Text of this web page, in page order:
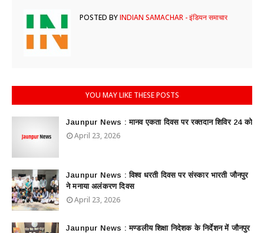
POSTED BYINDIAN SAMACHAR - इंडियन समाचार
YOU MAY LIKE THESE POSTS
Jaunpur News : ​मानव एकता दिवस पर रक्तदान शिविर 24 को
April 23, 2026
Jaunpur News : विश्व धरती दिवस पर संस्कार भारती जौनपुर
ने मनाया अलंकरण दिवस
April 23, 2026
Jaunpur News : ​मण्डलीय शिक्षा निदेशक के निर्देशन में जौनपुर